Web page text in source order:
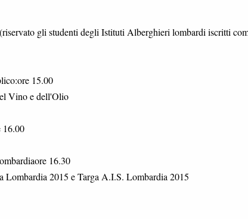
gli studenti degli Istituti Alberghieri lombardi iscritti
15.00
Vino e dell'Olio
16.30
Lombardia 2015 e Targa A.I.S. Lombardia 2015